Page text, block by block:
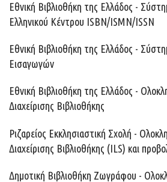
Εθνική Βιβλιοθήκη της Ελλάδος -
Ελληνικού Κέντρου ISBN/ISMN/ISSN
Εθνική Βιβλιοθήκη της Ελλάδος -
Εισαγωγών
Εθνική Βιβλιοθήκη της Ελλάδος -
Διαχείρισης Βιβλιοθήκης
Ριζαρείος Εκκλησιαστική Σχολή -
Διαχείρισης Βιβλιοθήκης (ILS) και
Δημοτική Βιβλιοθήκη Ζωγράφου -